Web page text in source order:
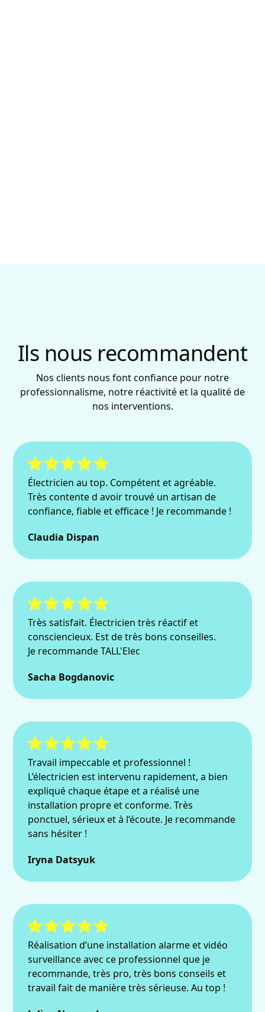
Ils nous recommandent
Nos clients nous font confiance pour notre
professionnalisme, notre réactivité et la qualité de
nos interventions.
Électricien au top. Compétent et agréable.
Très contente d avoir trouvé un artisan de
confiance, fiable et efficace ! Je recommande !
Claudia Dispan
Très satisfait. Électricien très réactif et
consciencieux. Est de très bons conseilles.
Je recommande TALL'Elec
Sacha Bogdanovic
Travail impeccable et professionnel !
L’électricien est intervenu rapidement, a bien
expliqué chaque étape et a réalisé une
installation propre et conforme. Très
ponctuel, sérieux et à l’écoute. Je recommande
sans hésiter !
Iryna Datsyuk
Réalisation d’une installation alarme et vidéo
surveillance avec ce professionnel que je
recommande, très pro, très bons conseils et
travail fait de manière très sérieuse. Au top !